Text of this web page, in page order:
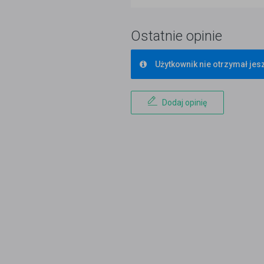
Ostatnie opinie
Użytkownik nie otrzymał
Dodaj opinię